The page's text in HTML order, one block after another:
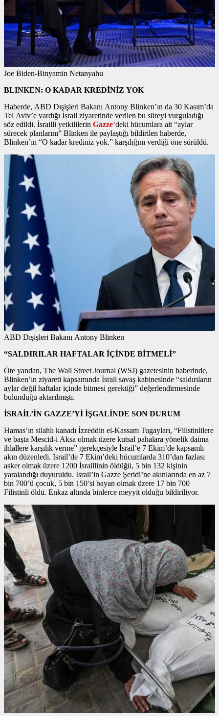
Joe Biden-Binyamin Netanyahu
BLINKEN: O KADAR KREDİNİZ YOK
Haberde, ABD Dışişleri Bakanı Antony Blinken’ın da 30 Kasım’da
Tel Aviv’e vardığı İsrail ziyaretinde verilen bu süreyi vurguladığı
söz edildi. İsrailli yetkililerin Gazze‘deki hücumlara ait “aylar
sürecek planlarını” Blinken ile paylaştığı bildirilen haberde,
Blinken’ın “O kadar krediniz yok.” karşılığını verdiği öne sürüldü.
ABD Dışişleri Bakanı Antony Blinken
“SALDIRILAR HAFTALAR İÇİNDE BİTMELİ”
Öte yandan, The Wall Street Journal (WSJ) gazetesinin haberinde,
Blinken’ın ziyareti kapsamında İsrail savaş kabinesinde “saldırıların
aylar değil haftalar içinde bitmesi gerektiği” değerlendirmesinde
bulunduğu aktarılmıştı.
İSRAİL’İN GAZZE’Yİ İŞGALİNDE SON DURUM
Hamas’ın silahlı kanadı İzzeddin el-Kassam Tugayları, “Filistinlilere
ve başta Mescid-i Aksa olmak üzere kutsal pahalara yönelik daima
ihlallere karşılık verme” gerekçesiyle İsrail’e 7 Ekim’de kapsamlı
akın düzenledi. İsrail’de 7 Ekim’deki hücumlarda 310’dan fazlası
asker olmak üzere 1200 İsraillinin öldüğü, 5 bin 132 kişinin
yaralandığı duyuruldu. İsrail’in Gazze Şeridi’ne akınlarında en az 7
bin 700’ü çocuk, 5 bin 150’si bayan olmak üzere 17 bin 700
Filistinli öldü. Enkaz altında binlerce meyyit olduğu bildiriliyor.